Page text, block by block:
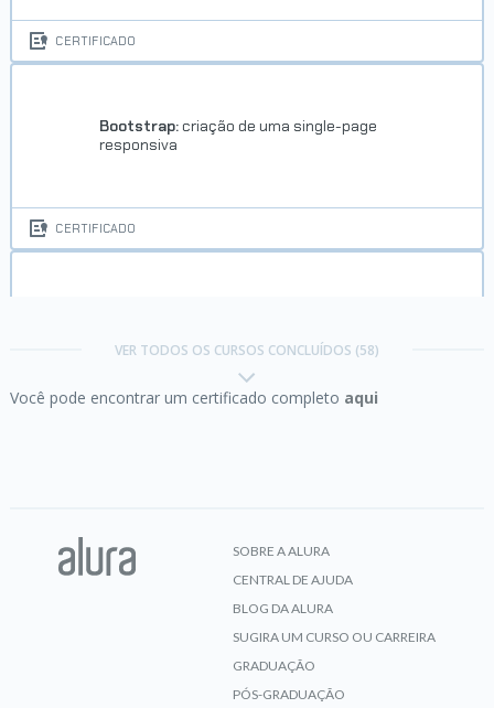
CERTIFICADO
Bootstrap: criação de uma single-page
responsiva
CERTIFICADO
Carreira Desenvolvedor(a) Flutter:
VER TODOS OS CURSOS CONCLUÍDOS (58)
Você pode encontrar um certificado completo aqui
SOBRE A ALURA
CENTRAL DE AJUDA
BLOG DA ALURA
SUGIRA UM CURSO OU CARREIRA
GRADUAÇÃO
PÓS-GRADUAÇÃO